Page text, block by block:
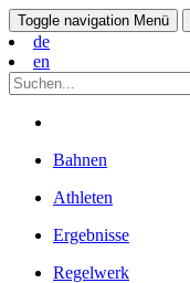
Toggle navigation Menü
de
en
Bahnen
Athleten
Ergebnisse
Regelwerk